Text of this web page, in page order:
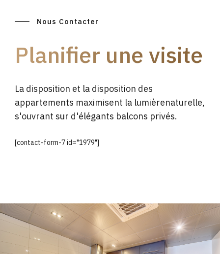
Nous Contacter
Planifier une visite
La disposition et la disposition des
appartements maximisent la lumièrenaturelle,
s'ouvrant sur d'élégants balcons privés.
[contact-form-7 id="1979"]